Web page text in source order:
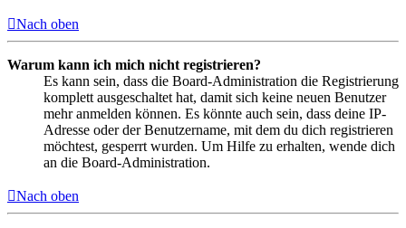
Nach oben
Warum kann ich mich nicht registrieren?
Es kann sein, dass die Board-Administration die Registrierung
komplett ausgeschaltet hat, damit sich keine neuen Benutzer
mehr anmelden können. Es könnte auch sein, dass deine IP-
Adresse oder der Benutzername, mit dem du dich registrieren
möchtest, gesperrt wurden. Um Hilfe zu erhalten, wende dich
an die Board-Administration.
Nach oben